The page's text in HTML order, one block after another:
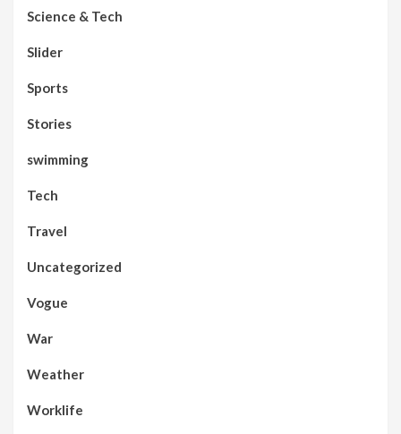
Science & Tech
Slider
Sports
Stories
swimming
Tech
Travel
Uncategorized
Vogue
War
Weather
Worklife